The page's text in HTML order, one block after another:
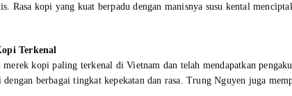
Rasa kopi yang kuat berpadu dengan manisnya susu kental
Terkenal
merek kopi paling terkenal di Vietnam dan telah mendapatkan
berbagai tingkat kepekatan dan rasa. Trung Nguyen juga